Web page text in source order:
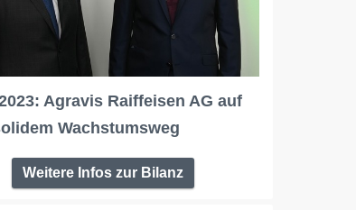
Agravis Raiffeisen AG auf
Wachstumsweg
Weitere Infos zur Bilanz